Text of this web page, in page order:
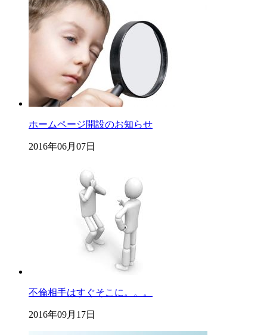
ホームページ開設のお知らせ
2016年06月07日
不倫相手はすぐそこに。。。
2016年09月17日